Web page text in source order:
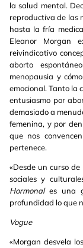
la salud mental.
reproductiva de las
hasta la fría
Eleanor Morgan
reivindicativo
aborto
menopausia y
emocional. Tanto la
entusiasmo por
demasiado a
femenina, y por
que nos
pertenece.
«Desde un curso
sociales y
Hormonales una
profundidad lo que
Vogue
«Morgan desvela